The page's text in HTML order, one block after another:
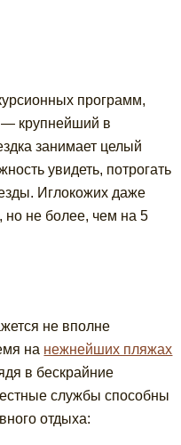
программ,
— крупнейший в
занимает целый
увидеть, потрогать
Иглокожих даже
но не более, чем на 5
не вполне
на нежнейших пляжах
в бескрайние
службы способны
отдыха: